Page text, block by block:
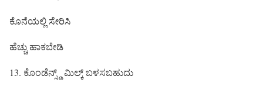
ಕೊನೆಯಲ್ಲಿ ಸೇರಿಸಿ
ಹೆಚ್ಚು ಹಾಕಬೇಡಿ
13. ಕೊಂಡೆನ್ಸ್ಡ್ ಮಿಲ್ಕ್ ಬಳಸಬಹುದು